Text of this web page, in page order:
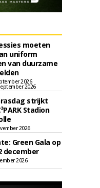
moeten
uniform
van duurzame
2026
2026
strijkt
Stadion
2026
Green Gala op
december
2026